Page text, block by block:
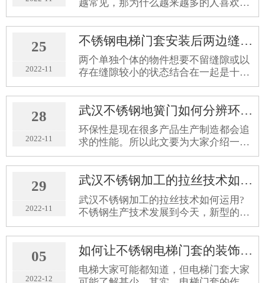
越常见，那为什么越来越多的人喜欢用
不锈钢屏风作为酒店的装饰呢？
25
2022-11
不锈钢电梯门套安装后两边缝口过大如何解决
两个单独个体的物件想要不留缝隙或以
存在缝隙较小的状态结合在一起是十分
困难的事情，这也是很多行业在建设施
工过程中存在的一个难题，所以我们在
遇到电梯门套安装后两边缝口过大的现
象时，也不需要太过惊讶，反而是应该
去反思造成这类现象的原因，以及做好
及时的正确处理才对。所以武汉不锈钢
电梯门套安装后两边缝口过大如何解决
呢？
28
2022-11
武汉不锈钢地簧门如何分辨环保指标
环保性是现在很多产品生产制造都会追
求的性能。所以此文要为大家介绍一下
武汉不锈钢地簧门如何分辨环保指标的
知识。
29
2022-11
武汉不锈钢加工的拉丝技术如何运用
武汉不锈钢加工的拉丝技术如何运用?
不锈钢生产技术发展到今天，新型的不
锈钢拉丝技术的运用也让不锈钢这种材
料得到了更加广泛的发展空间，让更多
的精细物件，更多的物品上面也可以使
用不锈钢，同时也有着更加富有韵味的
艺术气息。
05
2022-12
如何让不锈钢电梯门套的装饰作用更加明显
电梯大家可能都知道，但电梯门套大家